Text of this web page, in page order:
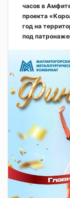
часов в
проекта
год на
под